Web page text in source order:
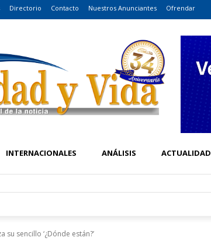
Directorio Contacto Nuestros Anunciantes Ofrendar
INTERNACIONALES ANÁLISIS ACTUALIDAD
su sencillo ‘¿Dónde están?’